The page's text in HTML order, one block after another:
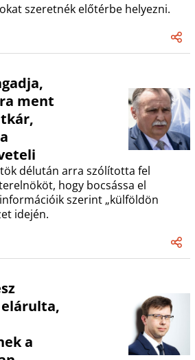
szeretnék előtérbe helyezni.
ment
délután arra szólította fel
hogy bocsássa el
szerint „külföldön
idején.
a